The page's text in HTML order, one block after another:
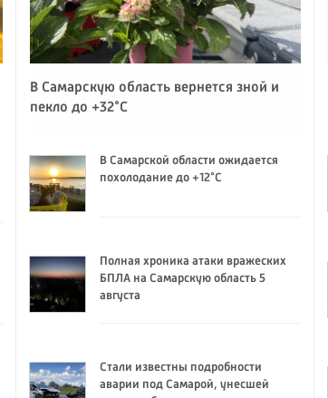
В Самарскую область вернется зной и
пекло до +32°C
В Самарской области ожидается
похолодание до +12°C
Полная хроника атаки вражеских
БПЛА на Самарскую область 5
августа
Стали известны подробности
аварии под Самарой, унесшей